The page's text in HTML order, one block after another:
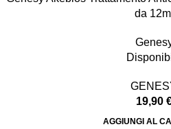
da 12ml
19,90
AGGIUNGI AL